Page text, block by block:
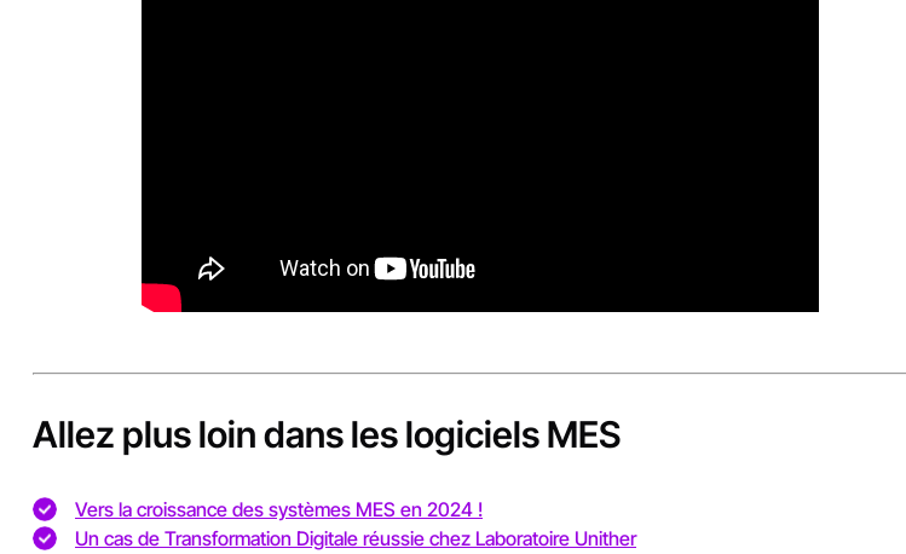
Allez plus loin dans les logiciels MES
Vers la croissance des systèmes MES en 2024 !
Un cas de Transformation Digitale réussie chez Laboratoire Unither